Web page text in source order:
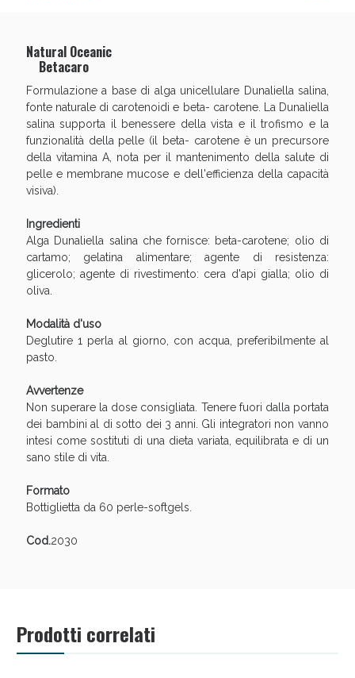
Natural Oceanic
Betacaro
Formulazione a base di alga unicellulare Dunaliella salina,
fonte naturale di carotenoidi e beta- carotene. La Dunaliella
salina supporta il benessere della vista e il trofismo e la
funzionalità della pelle (il beta- carotene è un precursore
della vitamina A, nota per il mantenimento della salute di
pelle e membrane mucose e dell'efficienza della capacità
visiva).
Ingredienti
Alga Dunaliella salina che fornisce: beta-carotene; olio di
cartamo; gelatina alimentare; agente di resistenza:
glicerolo; agente di rivestimento: cera d'api gialla; olio di
oliva.
Modalità d'uso
Deglutire 1 perla al giorno, con acqua, preferibilmente al
pasto.
Avvertenze
Non superare la dose consigliata. Tenere fuori dalla portata
dei bambini al di sotto dei 3 anni. Gli integratori non vanno
intesi come sostituti di una dieta variata, equilibrata e di un
sano stile di vita.
Formato
Bottiglietta da 60 perle-softgels.
Cod.2030
Prodotti correlati
Sconto fino al 55% disponibile oggi!